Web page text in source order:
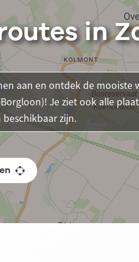
in
aan en ontdek de mooiste
Je ziet ook alle
zijn.